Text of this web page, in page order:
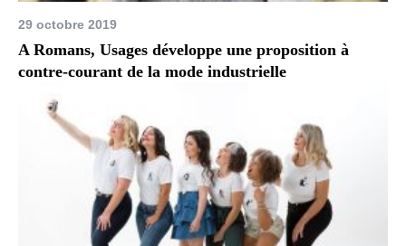
29 octobre 2019
A Romans, Usages développe une proposition à
contre-courant de la mode industrielle